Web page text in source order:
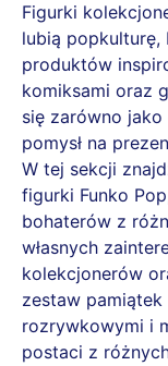
Figurki
lubią popkulturę,
produktów
komiksami oraz
się zarówno jako
pomysł na
W tej sekcji
figurki Funko
bohaterów z
własnych
kolekcjonerów
zestaw
rozrywkowymi i
postaci z